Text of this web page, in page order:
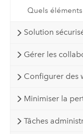
Quels
Solution
Gérer les
Configurer des
Minimiser la
Tâches